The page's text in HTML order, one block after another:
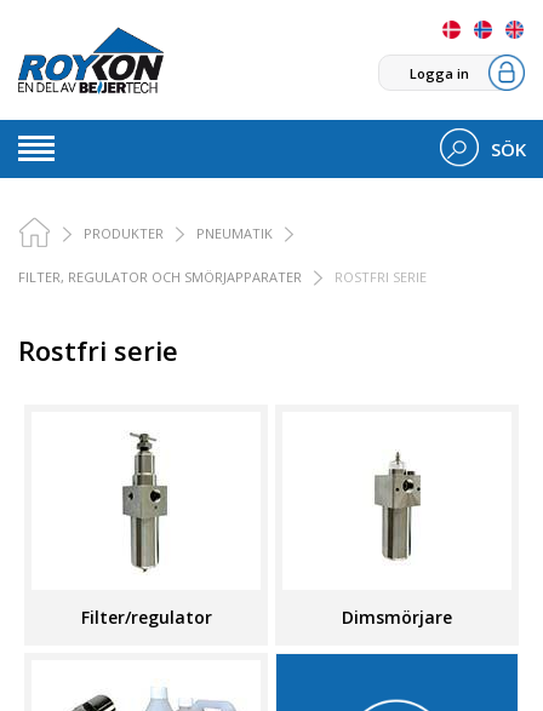
Logga in
SÖK
PRODUKTER PNEUMATIK
FILTER, REGULATOR OCH SMÖRJAPPARATER ROSTFRI SERIE
Rostfri serie
Filter/regulator Dimsmörjare